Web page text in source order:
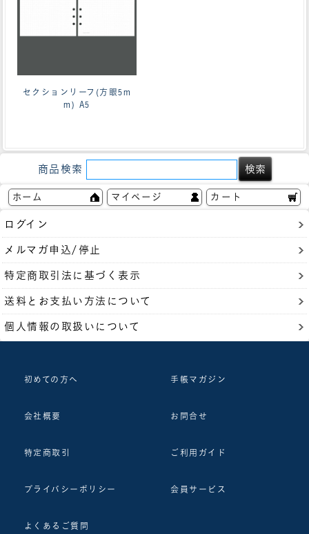
セクションリーフ(方眼5m
m) A5
商品検索
ホーム マイページ カート
ログイン
メルマガ申込/停止
特定商取引法に基づく表示
送料とお支払い方法について
個人情報の取扱いについて
初めての方へ 手帳マガジン
会社概要 お問合せ
特定商取引 ご利用ガイド
プライバシーポリシー 会員サービス
よくあるご質問